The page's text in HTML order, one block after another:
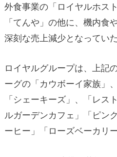
外食事業の「ロイヤルホス
「てんや」の他に、機内食
深刻な売上減少となっていた
ロイヤルグループは、上記
ーグの「カウボーイ家族」
「シェーキーズ」、「レス
ルガーデンカフェ」「ピン
ーヒー」「ローズベーカリ